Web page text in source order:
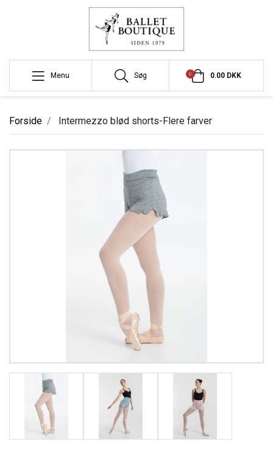
Menu Søg 0 0.00 DKK
Forside Intermezzo blød shorts-Flere farver